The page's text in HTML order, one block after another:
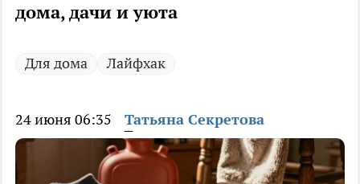
дома, дачи и уюта
Для дома Лайфхак
24 июня 06:35 Татьяна Секретова